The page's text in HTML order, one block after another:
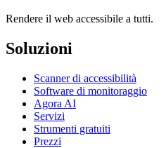
Rendere il web accessibile a tutti.
Soluzioni
Scanner di accessibilità
Software di monitoraggio
Agora AI
Servizi
Strumenti gratuiti
Prezzi